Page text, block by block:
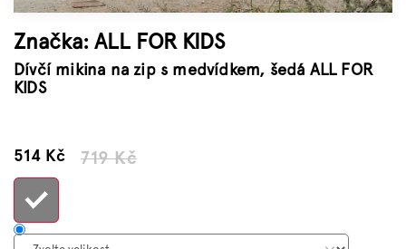
Značka: ALL FOR KIDS
Dívčí mikina na zip s medvídkem, šedá ALL FOR
KIDS
719 Kč
514 KčMěrná